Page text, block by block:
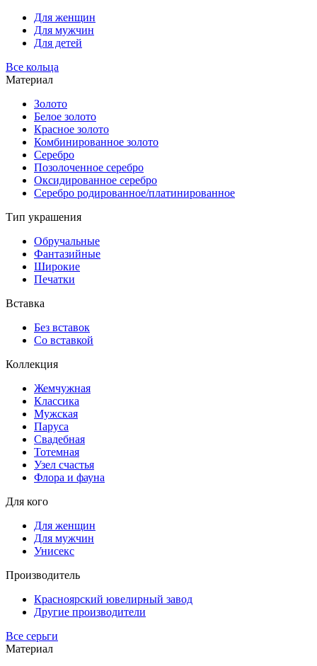
Для женщин
Для мужчин
Для детей
Все кольца
Материал
Золото
Белое золото
Красное золото
Комбинированное золото
Серебро
Позолоченное серебро
Оксидированное серебро
Серебро родированное/платинированное
Тип украшения
Обручальные
Фантазийные
Широкие
Печатки
Вставка
Без вставок
Со вставкой
Коллекция
Жемчужная
Классика
Мужская
Паруса
Свадебная
Тотемная
Узел счастья
Флора и фауна
Для кого
Для женщин
Для мужчин
Унисекс
Производитель
Красноярский ювелирный завод
Другие производители
Все серьги
Материал